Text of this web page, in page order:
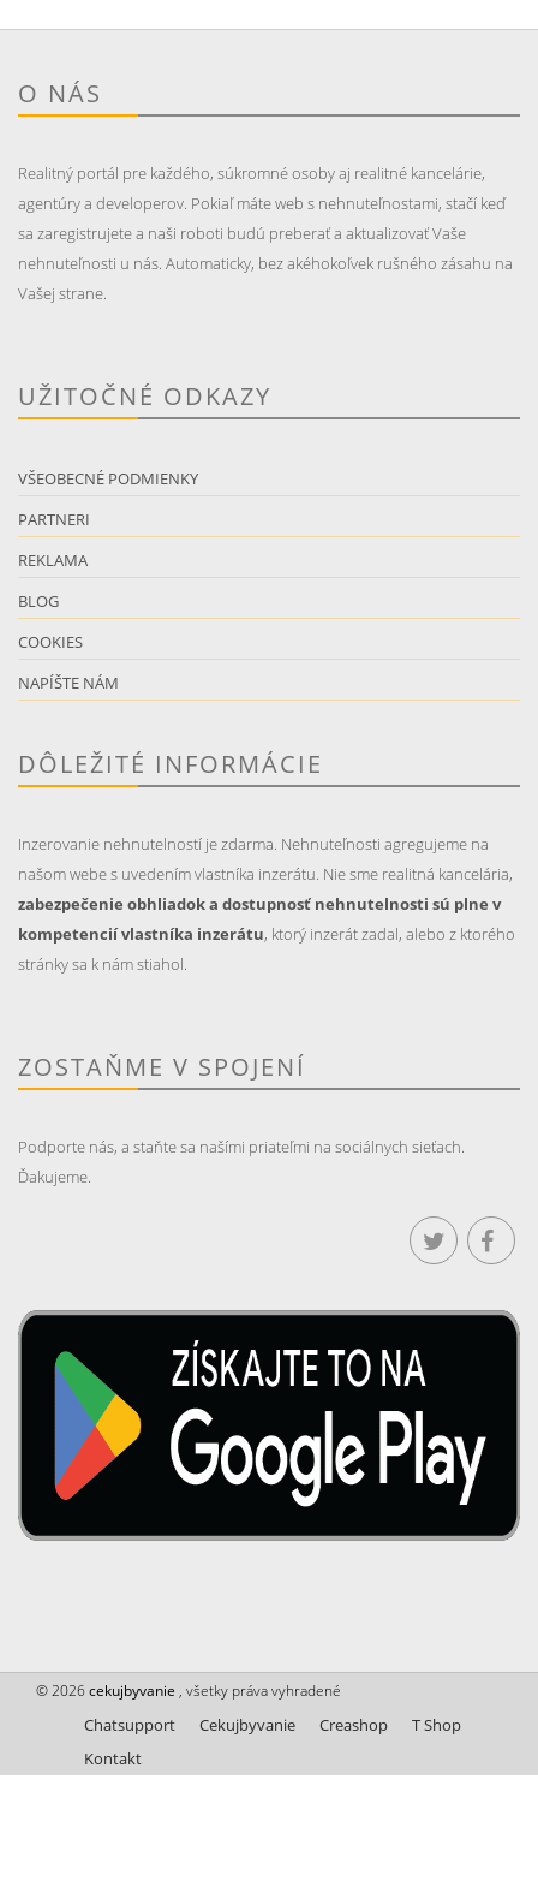
O NÁS
Realitný portál pre každého, súkromné osoby aj realitné kancelárie,
agentúry a developerov. Pokiaľ máte web s nehnuteľnostami, stačí keď
sa zaregistrujete a naši roboti budú preberať a aktualizovať Vaše
nehnuteľnosti u nás. Automaticky, bez akéhokoľvek rušného zásahu na
Vašej strane.
UŽITOČNÉ ODKAZY
VŠEOBECNÉ PODMIENKY
PARTNERI
REKLAMA
BLOG
COOKIES
NAPÍŠTE NÁM
DÔLEŽITÉ INFORMÁCIE
Inzerovanie nehnutelností je zdarma. Nehnuteľnosti agregujeme na
našom webe s uvedením vlastníka inzerátu. Nie sme realitná kancelária,
zabezpečenie obhliadok a dostupnosť nehnutelnosti sú plne v
kompetencií vlastníka inzerátu, ktorý inzerát zadal, alebo z ktorého
stránky sa k nám stiahol.
ZOSTAŇME V SPOJENÍ
Podporte nás, a staňte sa našími priateľmi na sociálnych sieťach.
Ďakujeme.
© 2026cekujbyvanie , všetky práva vyhradené
Chatsupport Cekujbyvanie Creashop
T Shop
Kontakt